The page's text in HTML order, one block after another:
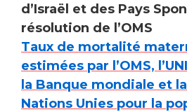
d’Israël et des Pays
résolution de l’OMS
Taux de mortalité
estimées par l’OMS,
la Banque mondiale et
Nations Unies pour la